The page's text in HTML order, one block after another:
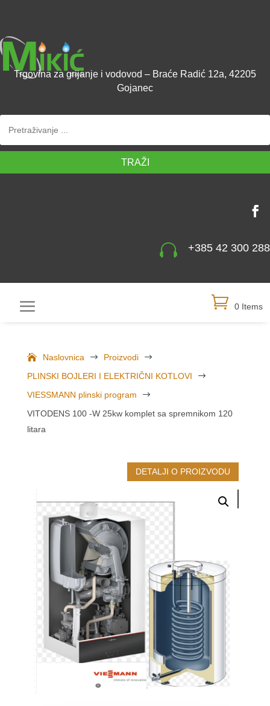
Trgovina za grijanje i vodovod – Braće Radić 12a, 42205
Gojanec
TRAŽI
 +385 42 300 288
0 Items
Naslovnica $ Proizvodi
$
PLINSKI BOJLERI I ELEKTRIČNI KOTLOVI
$
VIESSMANN plinski program
$
VITODENS 100 -W 25kw komplet sa spremnikom 120
litara
DETALJI O PROIZVODU
MOGLO BI VAS ZANIMATI